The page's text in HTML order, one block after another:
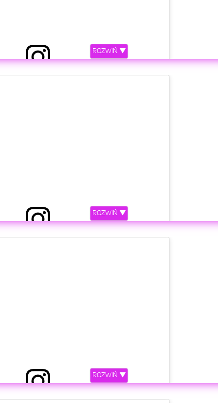
przez Miley Cyrus (@mileycyrus)
ROZWIŃ ▼
przez Miley Cyrus (@mileycyrus)
ROZWIŃ ▼
ROZWIŃ ▼